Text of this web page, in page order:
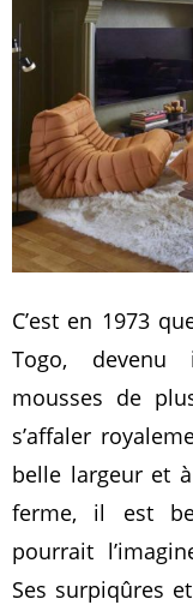
C’est en 1973
Togo, devenu
mousses de
s’affaler
belle largeur et
ferme, il est
pourrait
Ses surpiqûres